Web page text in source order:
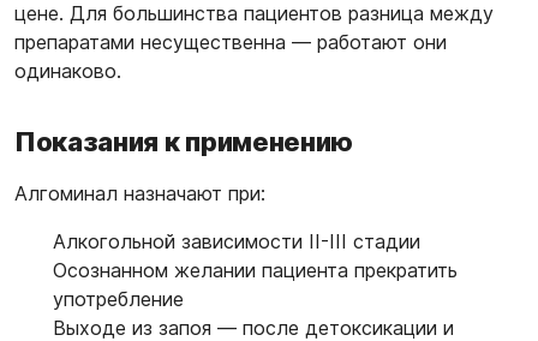
цене. Для большинства пациентов разница между
препаратами несущественна — работают они
одинаково.
Показания к применению
Алгоминал назначают при:
Алкогольной зависимости II-III стадии
Осознанном желании пациента прекратить
употребление
Выходе из запоя — после детоксикации и